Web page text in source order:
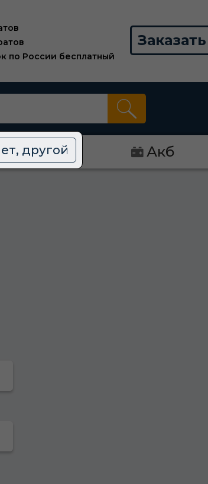
по России бесплатный
другой
Диски Акб